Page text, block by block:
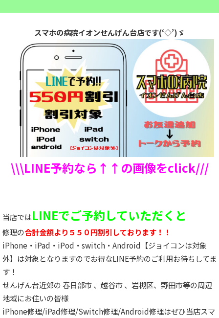
スマホの病院イオンせんげん台店です(‘◇’)ゞ
\\\LINE予約なら↑↑の画像をclick///
当店ではLINEでご予約していただくと
修理の合計金額より５５０円割引しております！！
iPhone・iPad・iPod・switch・Android【ジョイコンは対象
外】は対象となりますのでお得なLINE予約のご利用お待ちしてま
す！
せんげん台近郊の 春日部市 、越谷市 、岩槻区、野田市等の周辺
地域にお住いの皆様
iPhone修理/iPad修理/Switch修理/Android修理はぜひ当店スマ